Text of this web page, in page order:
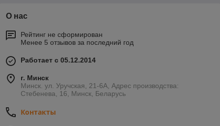
О нас
Рейтинг не сформирован
Менее 5 отзывов за последний год
Работает с 05.12.2014
г. Минск
Минск. ул. Уручская, 21-6А, Адрес производства:
Стебенева, 16, Минск, Беларусь
Контакты